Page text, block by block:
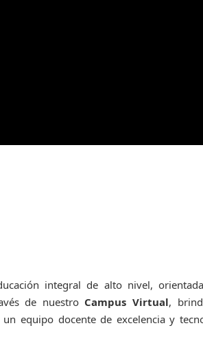
integral de alto nivel,
de nuestro Campus Virtual,
equipo docente de excelencia y